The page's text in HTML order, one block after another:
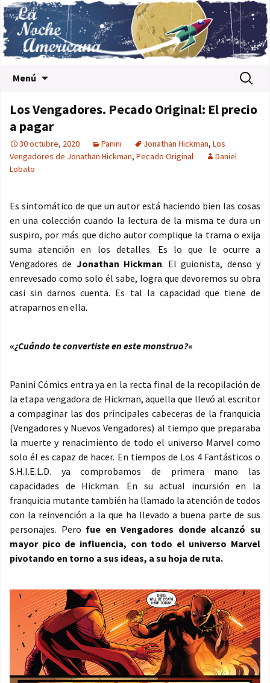
Menú Buscar:
Los Vengadores. Pecado Original: El precio
a pagar
30 octubre, 2020 Panini Jonathan Hickman, Los
Vengadores de Jonathan Hickman, Pecado Original
Daniel
Lobato
Es sintomático de que un autor está haciendo bien las cosas
en una colección cuando la lectura de la misma te dura un
suspiro, por más que dicho autor complique la trama o exija
suma atención en los detalles. Es lo que le ocurre a
Vengadores de Jonathan Hickman. El guionista, denso y
enrevesado como solo él sabe, logra que devoremos su obra
casi sin darnos cuenta. Es tal la capacidad que tiene de
atraparnos en ella.
«¿Cuándo te convertiste en este monstruo?«
Panini Cómics entra ya en la recta final de la recopilación de
la etapa vengadora de Hickman, aquella que llevó al escritor
a compaginar las dos principales cabeceras de la franquicia
(Vengadores y Nuevos Vengadores) al tiempo que preparaba
la muerte y renacimiento de todo el universo Marvel como
solo él es capaz de hacer. En tiempos de Los 4 Fantásticos o
S.H.I.E.L.D. ya comprobamos de primera mano las
capacidades de Hickman. En su actual incursión en la
franquicia mutante también ha llamado la atención de todos
con la reinvención a la que ha llevado a buena parte de sus
personajes. Pero fue en Vengadores donde alcanzó su
mayor pico de influencia, con todo el universo Marvel
pivotando en torno a sus ideas, a su hoja de ruta.